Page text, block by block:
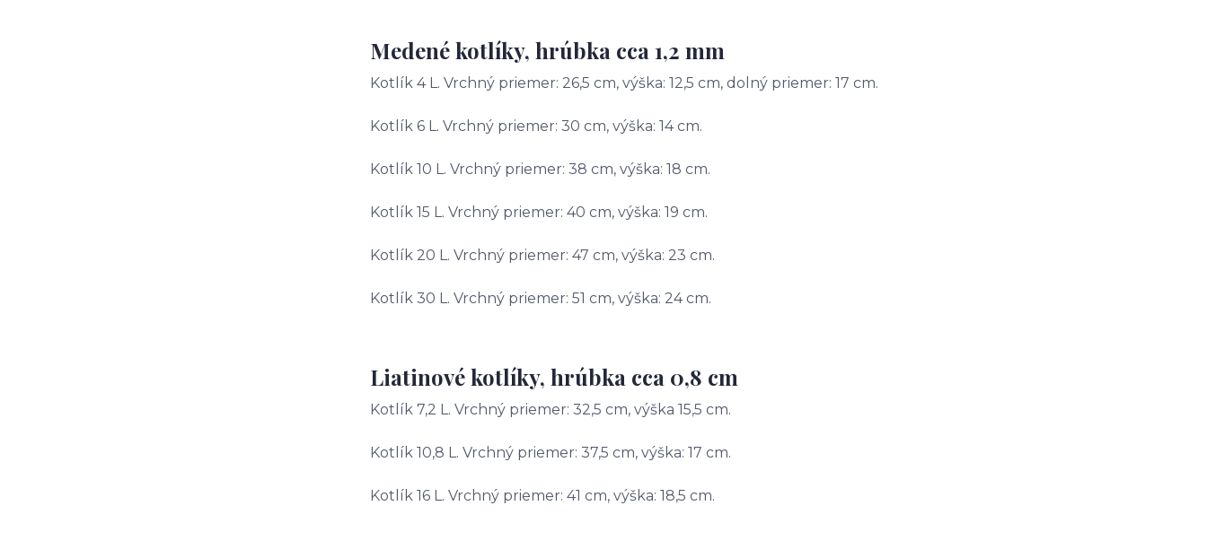
Medené kotlíky, hrúbka cca 1,2 mm
Kotlík 4 L. Vrchný priemer: 26,5 cm, výška: 12,5 cm, dolný priemer: 17 cm.
Kotlík 6 L. Vrchný priemer: 30 cm, výška: 14 cm.
Kotlík 10 L. Vrchný priemer: 38 cm, výška: 18 cm.
Kotlík 15 L. Vrchný priemer: 40 cm, výška: 19 cm.
Kotlík 20 L. Vrchný priemer: 47 cm, výška: 23 cm.
Kotlík 30 L. Vrchný priemer: 51 cm, výška: 24 cm.
Liatinové kotlíky, hrúbka cca 0,8 cm
Kotlík 7,2 L. Vrchný priemer: 32,5 cm, výška 15,5 cm.
Kotlík 10,8 L. Vrchný priemer: 37,5 cm, výška: 17 cm.
Kotlík 16 L. Vrchný priemer: 41 cm, výška: 18,5 cm.